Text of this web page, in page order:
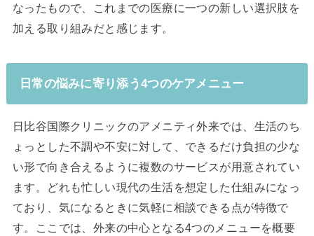
なったもので、これまでの医療に一つの新しい選択肢を
加える取り組みだと感じます。
日常の悩みに寄り添う4つのケアメニュー
日比谷国際クリニックのアメニティ外来では、生活のち
ょっとした不調や不安に対して、できるだけ負担の少な
い形で向き合えるように複数のサービスが用意されてい
ます。どれも忙しい現代の生活を想定した仕組みになっ
ており、気になるときに気軽に相談できる点が特徴で
す。ここでは、外来の中心となる4つのメニューを概要